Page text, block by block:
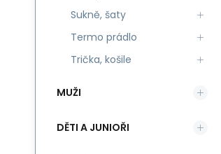
Sukně, šaty
Termo prádlo
Trička, košile
MUŽI
DĚTI A JUNIOŘI